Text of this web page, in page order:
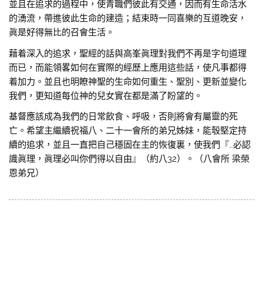
並且在追求的過程中，使青職們彼此有交通，因而有生命活水
的湧流，帶進彼此生命的建造；結束時一同喜樂的互道晚安，
眞是好得無比的召會生活。
藉着深入的追求，聖經的話與高峯眞理對我們不再是字句道理
而已，而能領畧如何在實際的經歷上應用這些話，使凡事都得
着加力。並且也明瞭神聖的生命如何重生、聖別、更新並變化
我們，更知道每位神的兒女實在都是滿了盼望的。
基督應該成為我們的日常飲食、呼吸，否則將會有屬靈的死
亡。希望主繼續祝福八、二十一會所的弟兄姊妹，能彀堅定持
續的追求，並且一直把自己穩固在主的恢復裏，使我們『…必認
識眞理，眞理必叫你們得以自由』（約八32）。（八會所 梁榮
恩弟兄）